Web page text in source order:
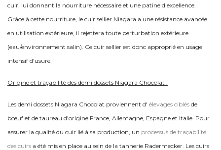
cuir, lui donnant la nourriture nécessaire et une patine d'excellence.
Grâce à cette nourriture, le cuir sellier Niagara a une résistance avancée
en utilisation extérieure, il rejettera toute perturbation extérieure
(eau/environnement salin). Ce cuir sellier est donc approprié en usage
intensif d'usure.
Origine et traçabilité des demi dossets Niagara Chocolat :
Les demi dossets Niagara Chocolat proviennent d' élevages ciblés de
bœuf et de taureau d'origine France, Allemagne, Espagne et Italie. Pour
assurer la qualité du cuir lié à sa production, un processus de traçabilité
des cuirs a été mis en place au sein de la tannerie Radermecker. Les cuirs